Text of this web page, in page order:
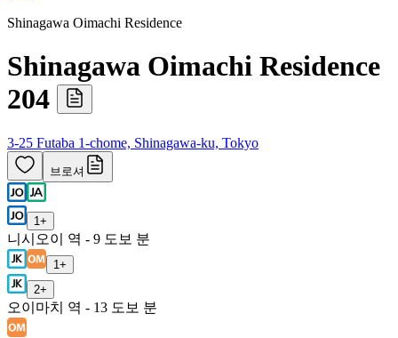
Shinagawa Oimachi Residence
Shinagawa Oimachi Residence
204
3-25 Futaba 1-chome, Shinagawa-ku, Tokyo
브로셔
1 +
니시오이 역 - 9 도보 분
1 +
2+
오이마치 역 - 13 도보 분